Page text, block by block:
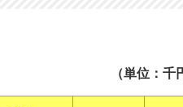
（単位：千